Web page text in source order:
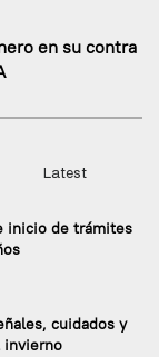
en su contra
Latest
inicio de trámites
cuidados y
invierno